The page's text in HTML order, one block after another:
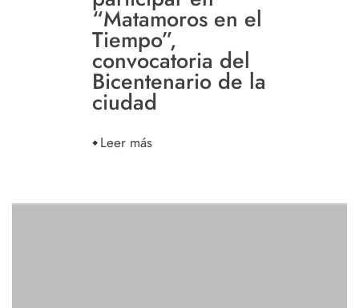
“Matamoros en el
Tiempo”,
convocatoria del
Bicentenario de la
ciudad
Leer más